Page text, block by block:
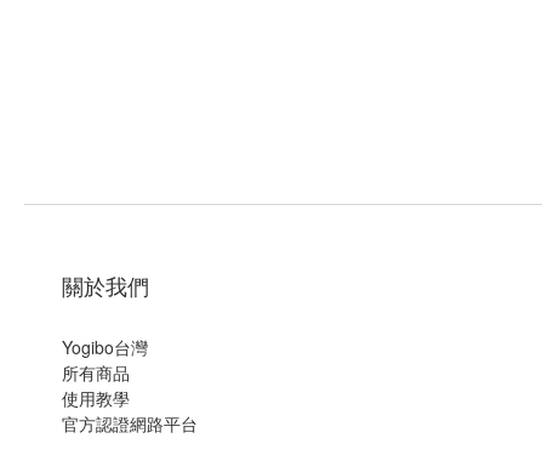
關於我們
Yogibo台灣
所有商品
使用教學
官方認證網路平台